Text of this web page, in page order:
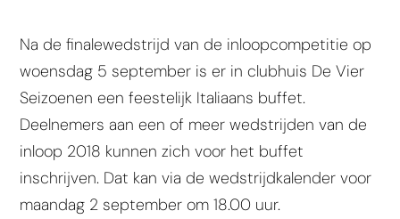
Na de finalewedstrijd van de inloopcompetitie op
woensdag 5 september is er in clubhuis De Vier
Seizoenen een feestelijk Italiaans buffet.
Deelnemers aan een of meer wedstrijden van de
inloop 2018 kunnen zich voor het buffet
inschrijven. Dat kan via de wedstrijdkalender voor
maandag 2 september om 18.00 uur.